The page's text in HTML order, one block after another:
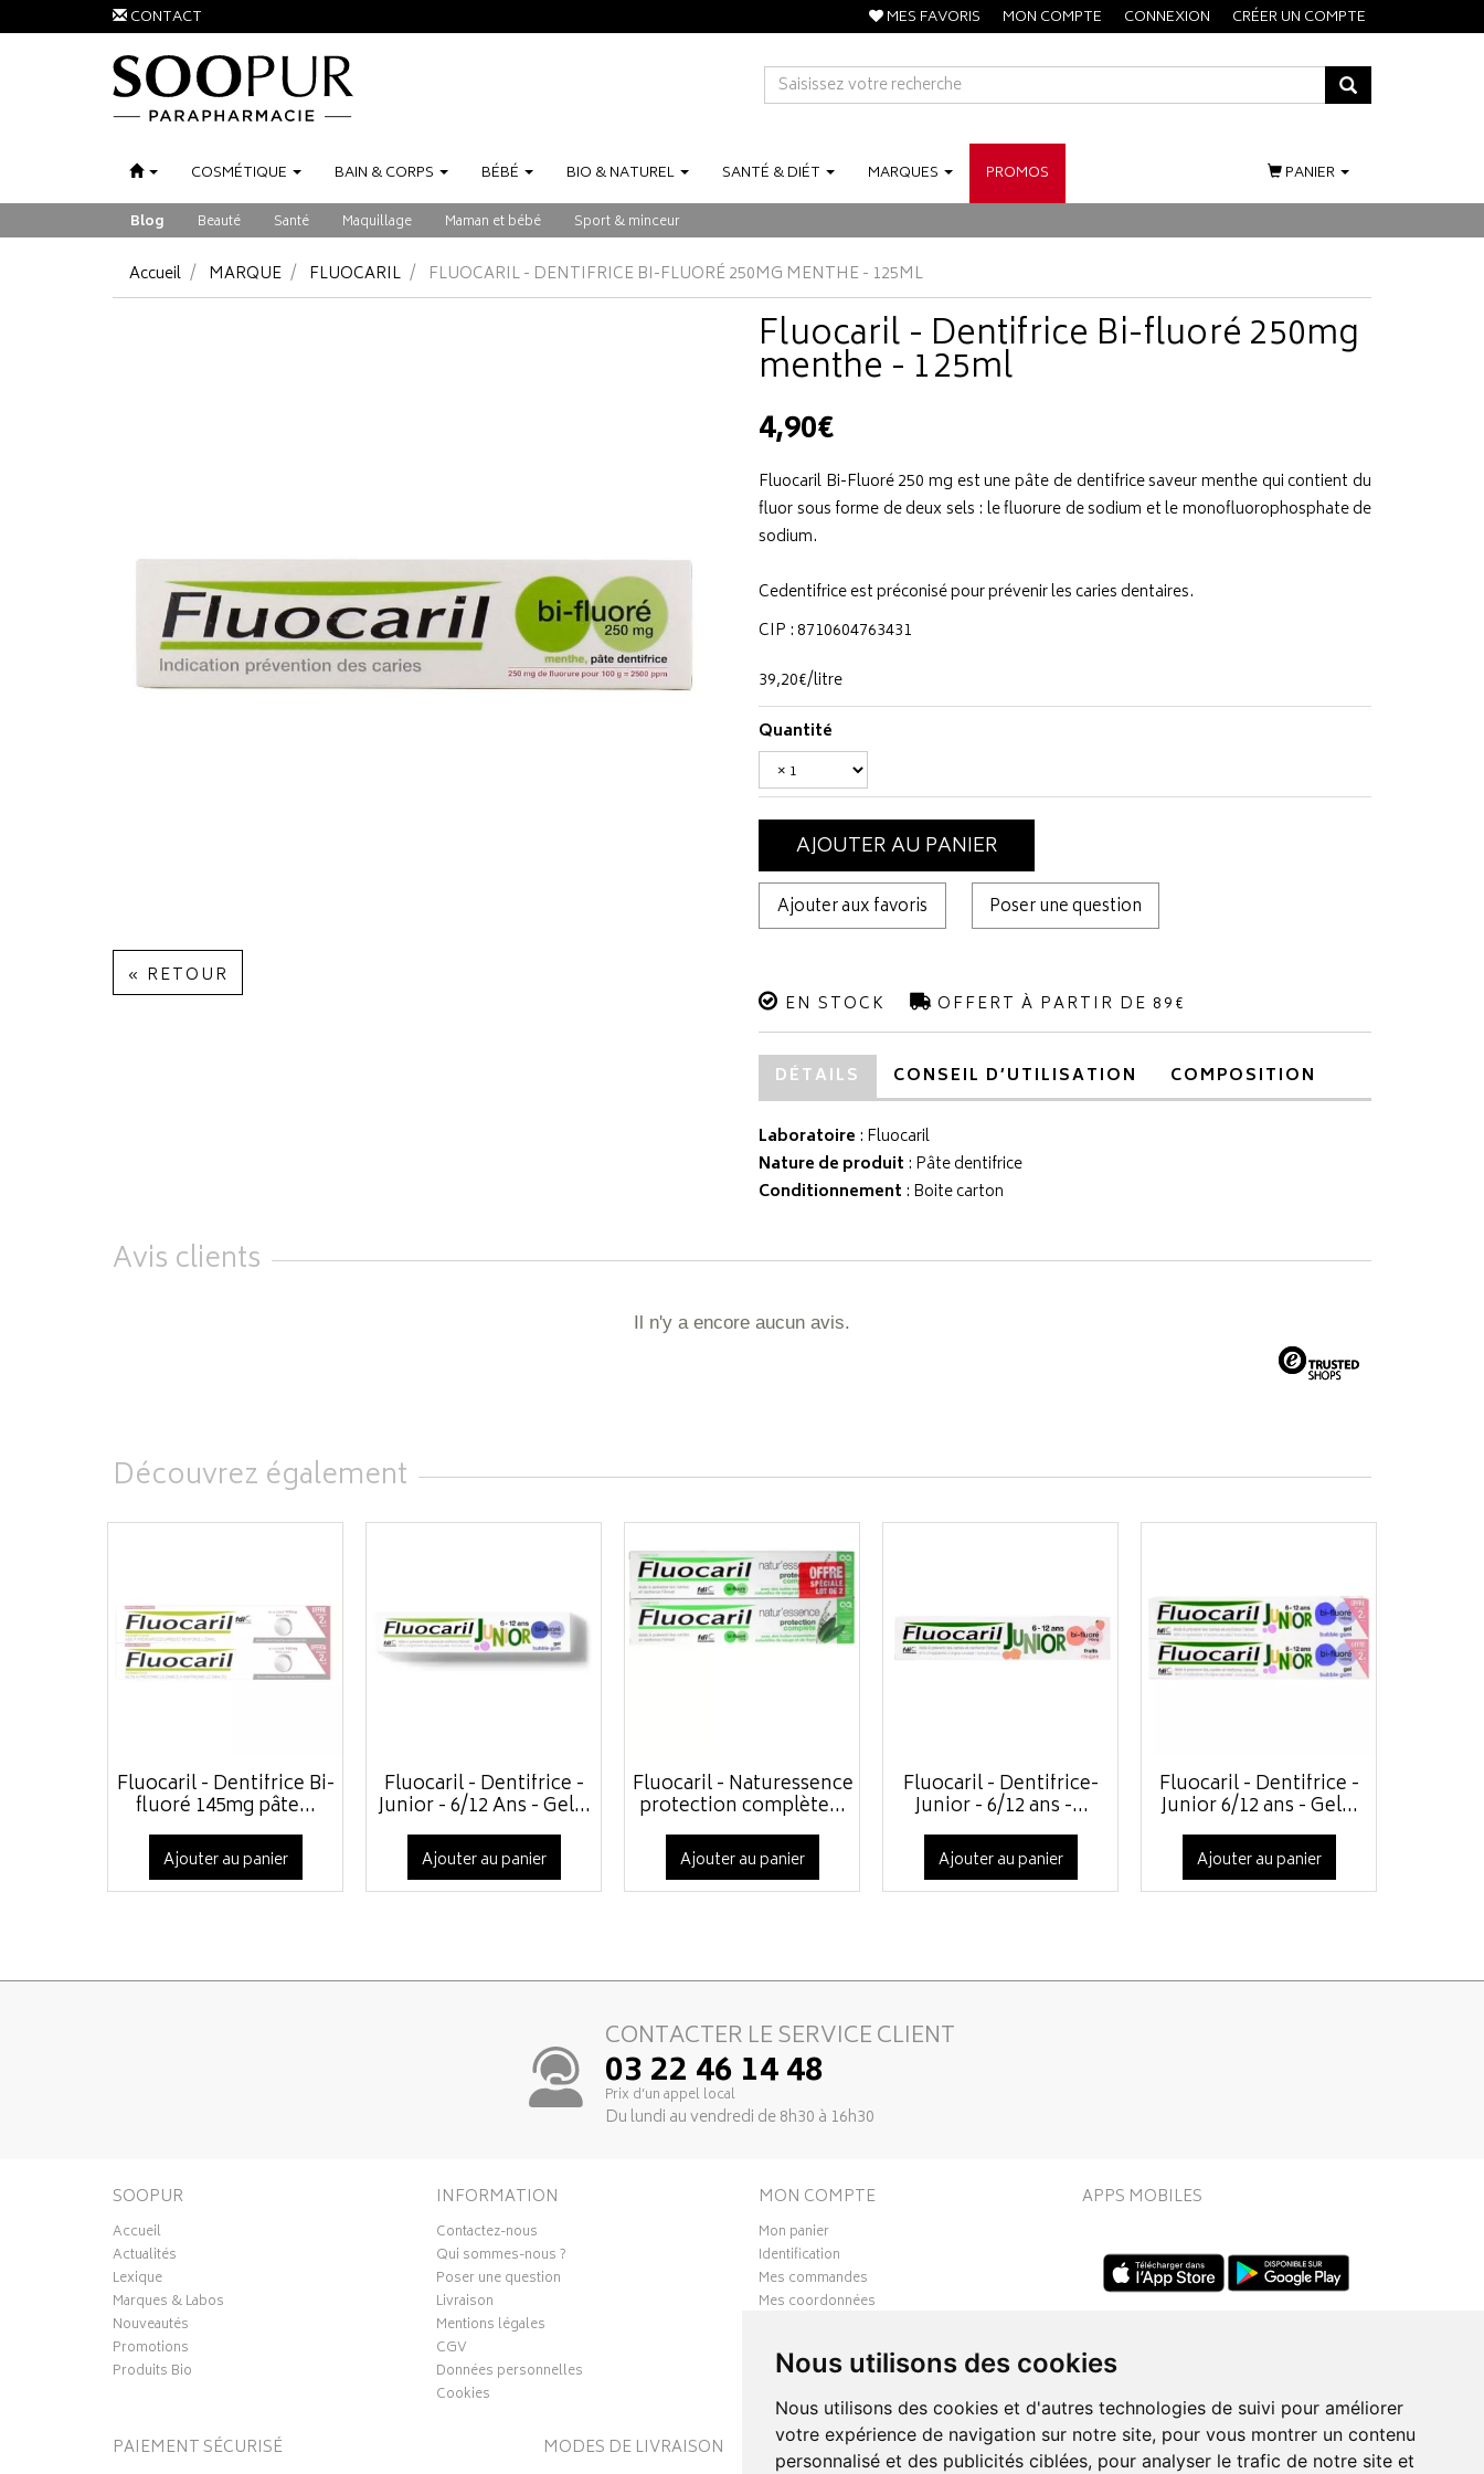
Nous utilisons des cookies
Nous utilisons des cookies et d'autres technologies de suivi pour améliorer
votre expérience de navigation sur notre site, pour vous montrer un contenu
personnalisé et des publicités ciblées, pour analyser le trafic de notre site et
CONTACT MES FAVORIS MON COMPTE CONNEXION CRÉER UN COMPTE
COSMÉTIQUE BAIN &CORPS BÉBÉ BIO &NATUREL SANTÉ &DIÉT MARQUES PROMOS
Blog Beauté Santé Maquillage Maman et bébé Sport & minceur
PANIER
Accueil MARQUE FLUOCARIL FLUOCARIL - DENTIFRICE BI-FLUORÉ 250MG MENTHE - 125ML
« RETOUR
Fluocaril - Dentifrice Bi-fluoré 250mg
menthe - 125ml
4,90€
Fluocaril Bi-Fluoré 250 mg est une pâte de dentifrice saveur menthe qui contient du
fluor sous forme de deux sels : le fluorure de sodium et le monofluorophosphate de
sodium.
Cedentifrice est préconisé pour prévenir les caries dentaires.
CIP : 8710604763431
39,20€/litre
Quantité
AJOUTER AU PANIER
Ajouter aux favoris Poser une question
EN STOCK OFFERT À PARTIR DE 89€
DÉTAILS CONSEIL D’UTILISATION COMPOSITION
Laboratoire : Fluocaril
Nature de produit : Pâte dentifrice
Conditionnement : Boite carton
Avis clients
Il n'y a encore aucun avis.
Découvrez également
Fluocaril - Dentifrice Bi-
fluoré 145mg pâte...
Ajouter au panier
Fluocaril - Dentifrice -
Junior - 6/12 Ans - Gel...
Ajouter au panier
Fluocaril - Naturessence
protection complète...
Ajouter au panier
Fluocaril - Dentifrice-
Junior - 6/12 ans -...
Ajouter au panier
Fluocaril - Dentifrice -
Junior 6/12 ans - Gel...
Ajouter au panier
CONTACTER LE SERVICE CLIENT
03 22 46 14 48
Prix d’un appel local
Du lundi au vendredi de 8h30 à 16h30
SOOPUR
Accueil
Actualités
Lexique
Marques & Labos
Nouveautés
Promotions
Produits Bio
INFORMATION
Contactez-nous
Qui sommes-nous ?
Poser une question
Livraison
Mentions légales
CGV
Données personnelles
Cookies
MON COMPTE
Mon panier
Identification
Mes commandes
Mes coordonnées
Mes favoris
Mes préférences Cookies
APPS MOBILES
PAIEMENT SÉCURISÉ MODES DE LIVRAISON SUIVEZ-NOUS SUR